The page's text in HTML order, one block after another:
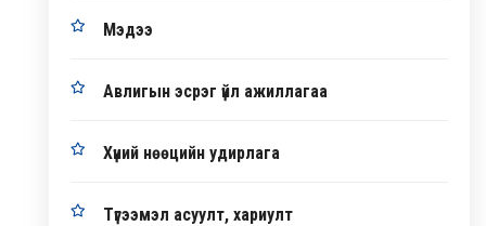
Мэдээ
Авлигын эсрэг үйл ажиллагаа
Хүний нөөцийн удирлага
Түгээмэл асуулт, хариулт